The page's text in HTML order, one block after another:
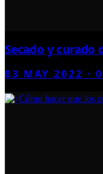
Secado y curado
03 MAY 2022 ·0